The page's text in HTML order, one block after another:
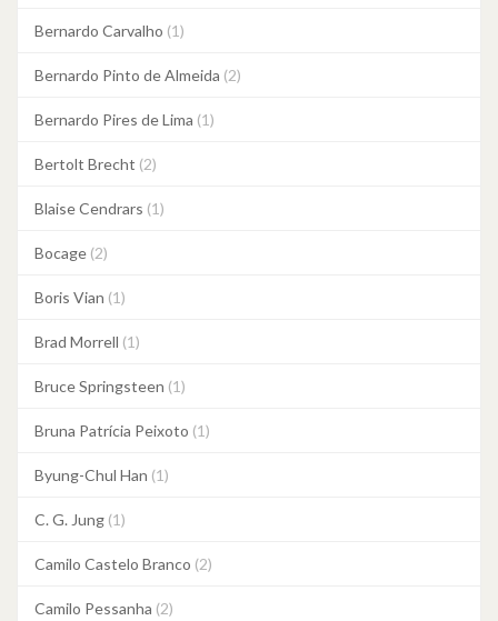
Bernardo Carvalho (1)
Bernardo Pinto de Almeida (2)
Bernardo Pires de Lima (1)
Bertolt Brecht (2)
Blaise Cendrars (1)
Bocage (2)
Boris Vian (1)
Brad Morrell (1)
Bruce Springsteen (1)
Bruna Patrícia Peixoto (1)
Byung-Chul Han (1)
C. G. Jung (1)
Camilo Castelo Branco (2)
Camilo Pessanha (2)